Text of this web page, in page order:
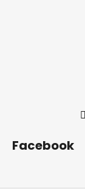
Facebook